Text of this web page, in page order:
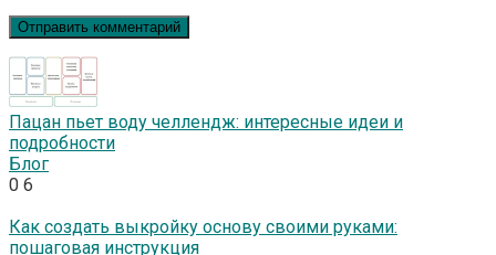
Пацан пьет воду челлендж: интересные идеи и
подробности
Блог
0 6
Как создать выкройку основу своими руками:
пошаговая инструкция